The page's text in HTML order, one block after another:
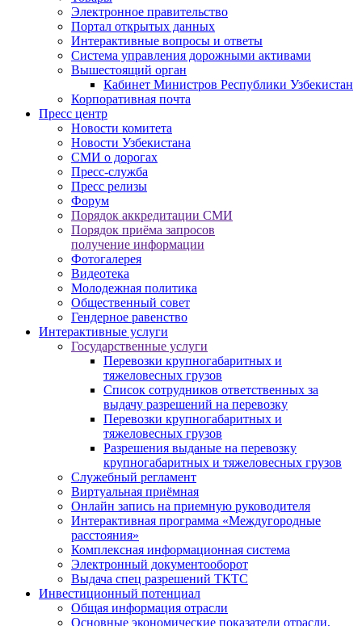
Электронное правительство
Портал открытых данных
Интерактивные вопросы и ответы
Система управления дорожными активами
Вышестоящий орган
Кабинет Министров Республики Узбекистан
Корпоративная почта
Пресс центр
Новости комитета
Новости Узбекистана
СМИ о дорогах
Пресс-служба
Пресс релизы
Форум
Порядок аккредитации СМИ
Порядок приёма запросов
получение информации
Фотогалерея
Видеотека
Молодежная политика
Общественный совет
Гендерное равенство
Интерактивные услуги
Государственные услуги
Перевозки крупногабаритных и
тяжеловесных грузов
Список сотрудников ответственных за
выдачу разрешений на перевозку
Перевозки крупногабаритных и
тяжеловесных грузов
Разрешения выданые на перевозку
крупногабаритных и тяжеловесных грузов
Служебный регламент
Виртуальная приёмная
Онлайн запись на приемную руководителя
Интерактивная программа «Междугородные
расстояния»
Комплексная информационная система
Электронный документооборот
Выдача спец разрешений ТКТС
Инвестиционный потенциал
Общая информация отрасли
Основные экономические показатели отрасли,